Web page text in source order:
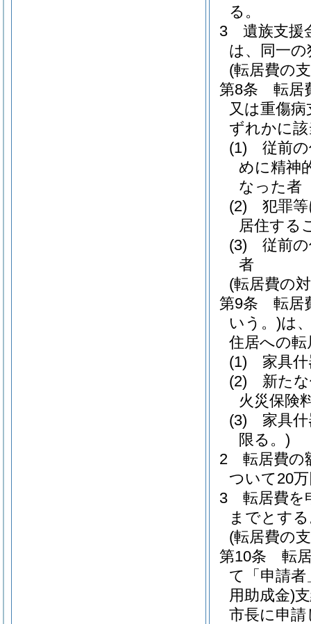
る。
3
遺族支援
は、同一
(転居費の
第8条
転居
又は重傷
ずれかに
(1)
従前
めに精神
なった者
(2)
犯罪
居住する
(3)
従前
者
(転居費の
第9条
転居
いう。)は
住居への
(1)
家具
(2)
新た
火災保険
(3)
家具
限る。)
2
転居費の
ついて20
3
転居費を
までとす
(転居費の
第10条
転
て「申請
用助成金)
市長に申